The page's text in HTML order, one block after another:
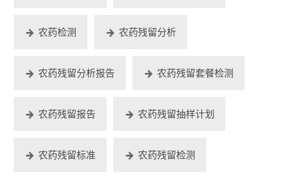
农药检测 农药残留分析
农药残留分析报告 农药残留套餐检测
农药残留报告 农药残留抽样计划
农药残留标准 农药残留检测